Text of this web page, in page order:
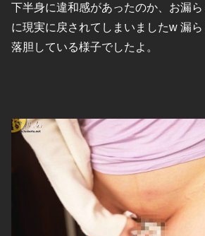
下半身に違和感があったのか、お漏
に現実に戻されてしまいましたw 漏
落胆している様子でしたよ。